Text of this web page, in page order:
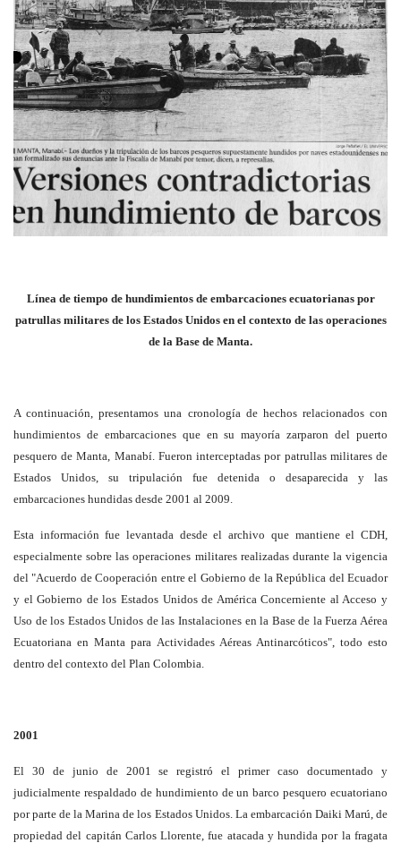
Línea de tiempo de hundimientos de embarcaciones ecuatorianas por
patrullas militares de los Estados Unidos en el contexto de las operaciones
de la Base de Manta.
A continuación, presentamos una cronología de hechos relacionados con
hundimientos de embarcaciones que en su mayoría zarparon del puerto
pesquero de Manta, Manabí. Fueron interceptadas por patrullas militares de
Estados Unidos, su tripulación fue detenida o desaparecida y las
embarcaciones hundidas desde 2001 al 2009.
Esta información fue levantada desde el archivo que mantiene el CDH,
especialmente sobre las operaciones militares realizadas durante la vigencia
del "Acuerdo de Cooperación entre el Gobierno de la República del Ecuador
y el Gobierno de los Estados Unidos de América Concerniente al Acceso y
Uso de los Estados Unidos de las Instalaciones en la Base de la Fuerza Aérea
Ecuatoriana en Manta para Actividades Aéreas Antinarcóticos", todo esto
dentro del contexto del Plan Colombia.
2001
El 30 de junio de 2001 se registró el primer caso documentado y
judicialmente respaldado de hundimiento de un barco pesquero ecuatoriano
por parte de la Marina de los Estados Unidos. La embarcación Daiki Marú, de
propiedad del capitán Carlos Llorente, fue atacada y hundida por la fragata